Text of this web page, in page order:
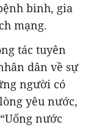
binh, gia
mạng.
tác tuyên
dân về sự
người có
yêu nước,
nước